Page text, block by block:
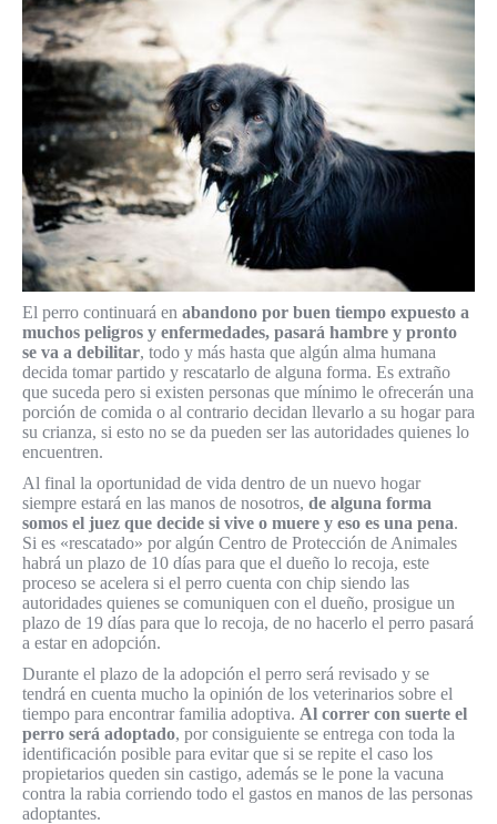
El perro continuará en abandono por buen tiempo expuesto a
muchos peligros y enfermedades, pasará hambre y pronto
se va a debilitar, todo y más hasta que algún alma humana
decida tomar partido y rescatarlo de alguna forma. Es extraño
que suceda pero si existen personas que mínimo le ofrecerán una
porción de comida o al contrario decidan llevarlo a su hogar para
su crianza, si esto no se da pueden ser las autoridades quienes lo
encuentren.
Al final la oportunidad de vida dentro de un nuevo hogar
siempre estará en las manos de nosotros, de alguna forma
somos el juez que decide si vive o muere y eso es una pena.
Si es «rescatado» por algún Centro de Protección de Animales
habrá un plazo de 10 días para que el dueño lo recoja, este
proceso se acelera si el perro cuenta con chip siendo las
autoridades quienes se comuniquen con el dueño, prosigue un
plazo de 19 días para que lo recoja, de no hacerlo el perro pasará
a estar en adopción.
Durante el plazo de la adopción el perro será revisado y se
tendrá en cuenta mucho la opinión de los veterinarios sobre el
tiempo para encontrar familia adoptiva. Al correr con suerte el
perro será adoptado, por consiguiente se entrega con toda la
identificación posible para evitar que si se repite el caso los
propietarios queden sin castigo, además se le pone la vacuna
contra la rabia corriendo todo el gastos en manos de las personas
adoptantes.